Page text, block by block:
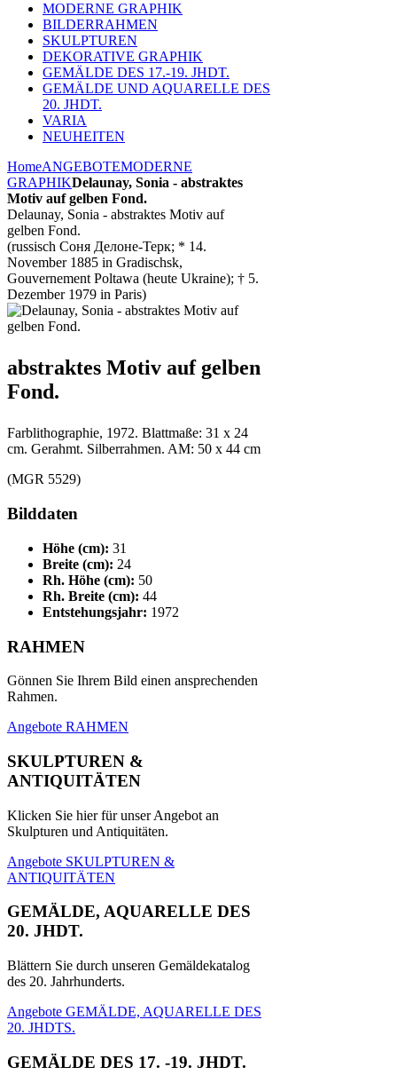
MODERNE GRAPHIK
BILDERRAHMEN
SKULPTUREN
DEKORATIVE GRAPHIK
GEMÄLDE DES 17.-19. JHDT.
GEMÄLDE UND AQUARELLE DES
20. JHDT.
VARIA
NEUHEITEN
HomeANGEBOTEMODERNE
GRAPHIKDelaunay, Sonia - abstraktes
Motiv auf gelben Fond.
Delaunay, Sonia - abstraktes Motiv auf
gelben Fond.
(russisch Соня Делоне-Терк; * 14.
November 1885 in Gradischsk,
Gouvernement Poltawa (heute Ukraine); † 5.
Dezember 1979 in Paris)
abstraktes Motiv auf gelben
Fond.
Farblithographie, 1972. Blattmaße: 31 x 24
cm. Gerahmt. Silberrahmen. AM: 50 x 44 cm
(MGR 5529)
Bilddaten
Höhe (cm): 31
Breite (cm): 24
Rh. Höhe (cm): 50
Rh. Breite (cm): 44
Entstehungsjahr: 1972
RAHMEN
Gönnen Sie Ihrem Bild einen ansprechenden
Rahmen.
Angebote RAHMEN
SKULPTUREN &
ANTIQUITÄTEN
Klicken Sie hier für unser Angebot an
Skulpturen und Antiquitäten.
Angebote SKULPTUREN &
ANTIQUITÄTEN
GEMÄLDE, AQUARELLE DES
20. JHDT.
Blättern Sie durch unseren Gemäldekatalog
des 20. Jahrhunderts.
Angebote GEMÄLDE, AQUARELLE DES
20. JHDTS.
GEMÄLDE DES 17. -19. JHDT.